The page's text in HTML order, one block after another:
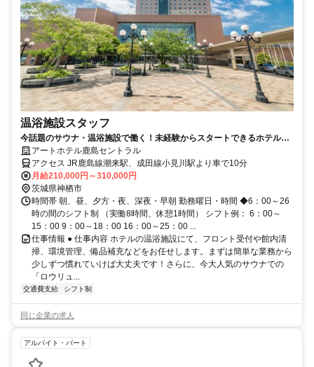
温浴施設スタッフ
今話題のサウナ・温浴施設で働く！未経験からスタートできるホテルス
タッフ募集
アートホテル鹿島セントラル
アクセス JR鹿島線潮来駅、成田線小見川駅より車で10分
月給210,000円～310,000円
茨城県神栖市
時間帯 朝、昼、夕方・夜、深夜・早朝 勤務曜日・時間 ◆6：00～26
時の間のシフト制 （実働8時間、休憩1時間） シフト例： 6：00～
15：00 9：00～18：00 16：00～25：00 ...
仕事情報 ● 仕事内容 ホテルの温浴施設にて、フロント受付や館内清
掃、環境管理、備品補充などをお任せします。まずは簡単な業務から
少しずつ慣れていけば大丈夫です！さらに、今大人気のサウナでの
「ロウリュ...
交通費支給 シフト制
同じ企業の求人
アルバイト・パート